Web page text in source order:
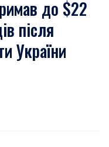
до $22
після
України